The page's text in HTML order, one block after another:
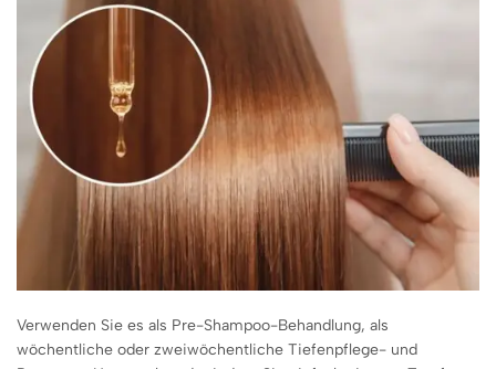
Verwenden Sie es als Pre-Shampoo-Behandlung, als
wöchentliche oder zweiwöchentliche Tiefenpflege- und